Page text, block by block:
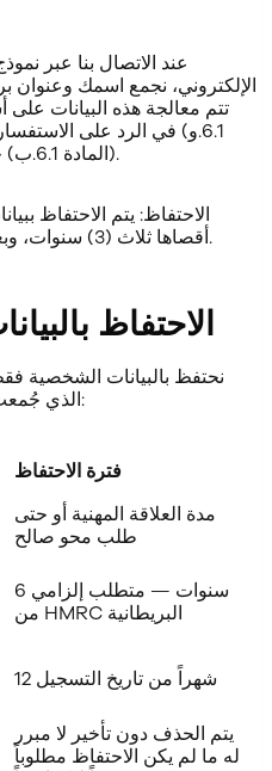
عند الاتصال بنا عبر
الإلكتروني، نجمع اسمك وعنوان
تتم معالجة هذه البيانات
6.1.و) في الرد على
(المادة 6.1.ب) حيث يتعلق الاستفسار بتعاقد قائم.
الاحتفاظ: يتم الاحتفاظ
أقصاها ثلاث (3) سنوات، وبعد ذلك يتم حذفها بشكل آمن.
11. الاحتفاظ
نحتفظ بالبيانات الشخصية
الذي جُمعت من أجله، أو كما يقتضيه القانون:
فترة الاحتفاظ
مدة العلاقة المهنية أو حتى
طلب محو صالح
6 سنوات — متطلب إلزامي
من HMRC البريطانية
12 شهراً من تاريخ التسجيل
يتم الحذف دون تأخير لا مبرر
له ما لم يكن الاحتفاظ مطلوباً